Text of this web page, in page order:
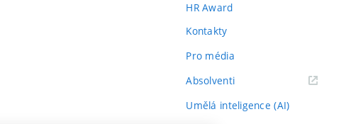
HR Award
Kontakty
Pro média
Absolventi(externí
Umělá inteligence (AI)